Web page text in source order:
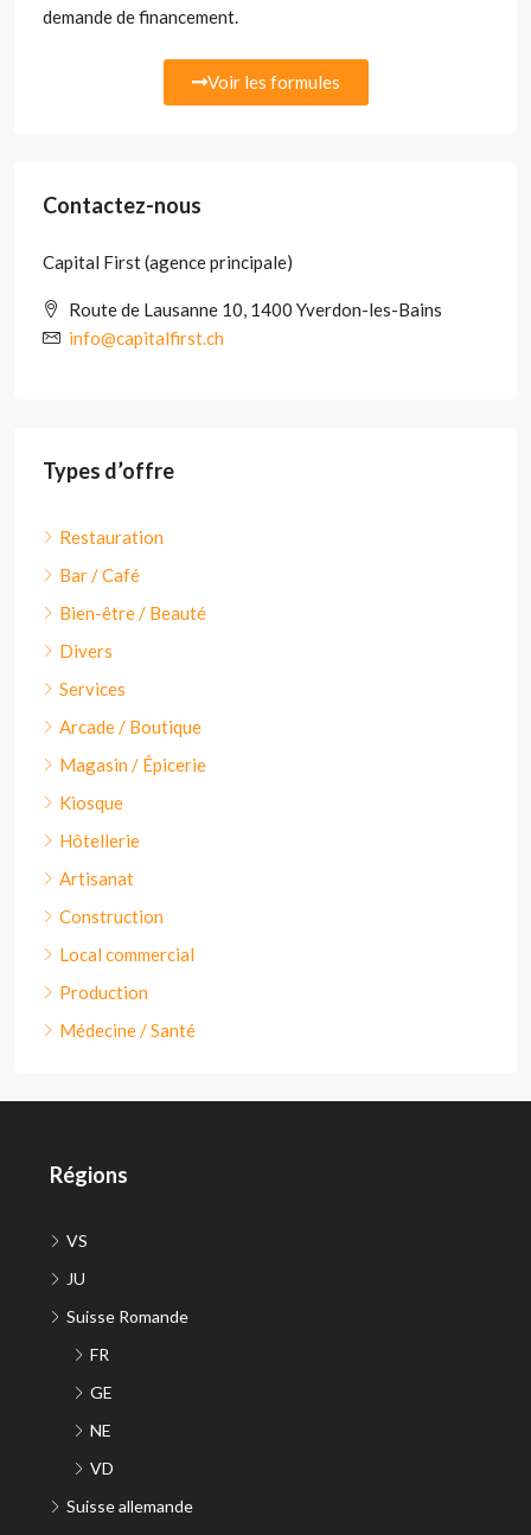
demande de financement.
Voir les formules
Contactez-nous
Capital First (agence principale)
Route de Lausanne 10, 1400 Yverdon-les-Bains
info@capitalfirst.ch
Types d’offre
Restauration
Bar / Café
Bien-être / Beauté
Divers
Services
Arcade / Boutique
Magasin / Épicerie
Kiosque
Hôtellerie
Artisanat
Construction
Local commercial
Production
Médecine / Santé
Régions
VS
JU
Suisse Romande
FR
GE
NE
VD
Suisse allemande